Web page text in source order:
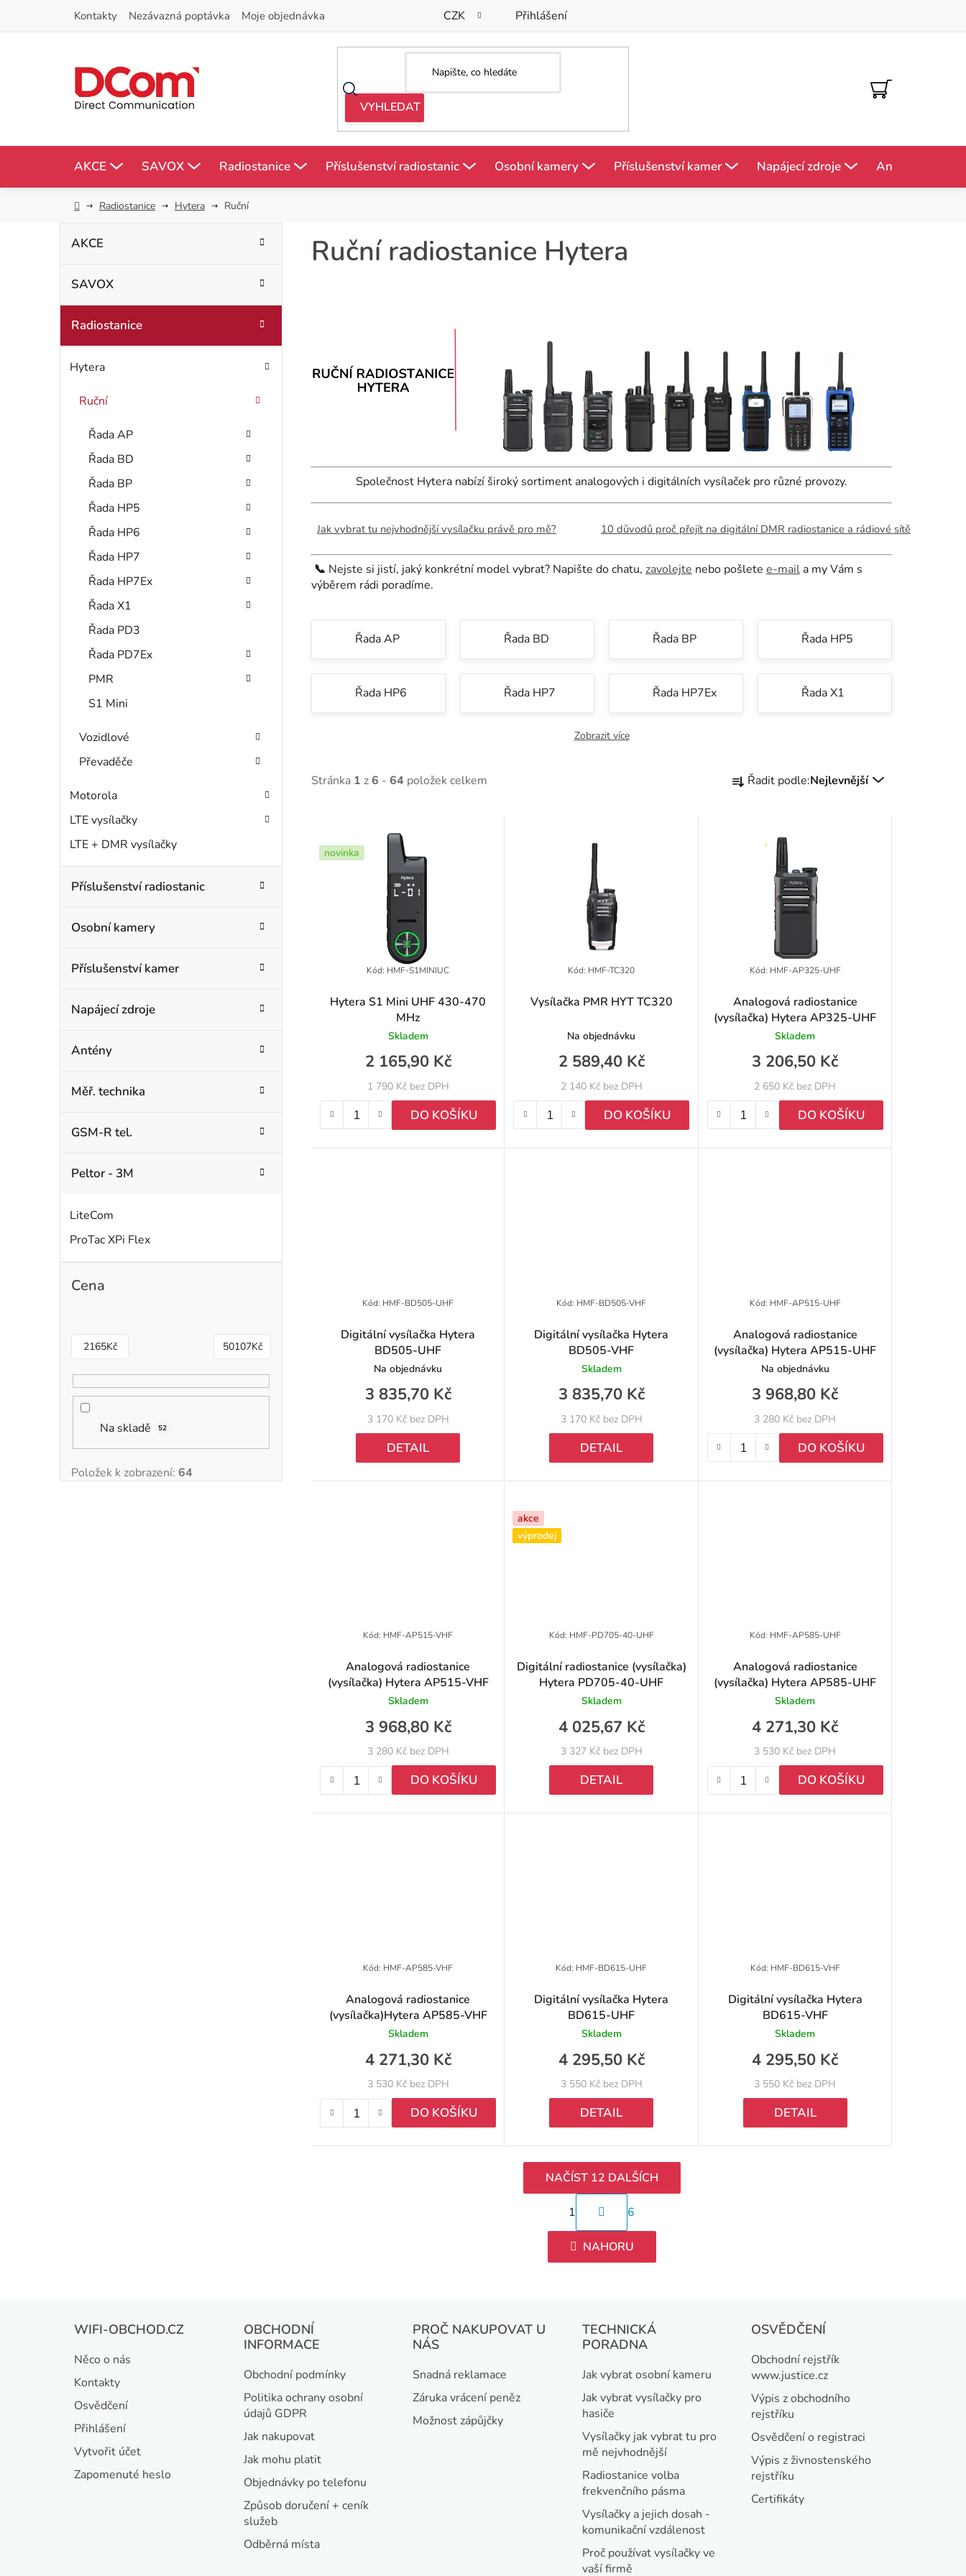
Kontakty Nezávazná poptávka Moje objednávka CZK Přihlášení
NÁKUPNÍ
KOŠÍK
AKCE SAVOX Radiostanice Příslušenství radiostanic Osobní kamery Příslušenství kamer Napájecí zdroje Antény
DomůRadiostanice Hytera Ruční
P
r
a
kategorie
g
r
AKCE
SAVOX
Radiostanice
Hytera
Ruční
Řada AP
Řada BD
Řada BP
Řada HP5
Řada HP6
Řada HP7
Řada HP7Ex
Řada X1
Řada PD3
Řada PD7Ex
PMR
S1 Mini
Vozidlové
Převaděče
Motorola
LTE vysílačky
LTE + DMR vysílačky
Příslušenství radiostanic
Osobní kamery
Příslušenství kamer
Napájecí zdroje
Antény
Měř. technika
GSM-R tel.
Peltor - 3M
LiteCom
ProTac XPi Flex
Cena
2165Kč 50107Kč
Na skladě 52
Položek k zobrazení: 64
Ruční radiostanice Hytera
Společnost Hytera nabízí široký sortiment analogových i digitálních vysílaček pro různé provozy.
Jak vybrat tu nejvhodnější vysílačku právě pro mě? 10 důvodů proč přejít na digitální DMR radiostanice a rádiové sítě
📞 Nejste si jistí, jaký konkrétní model vybrat? Napište do chatu, zavolejte nebo pošlete e-mail a my Vám s
výběrem rádi poradíme.
Řada AP Řada BD Řada BP Řada HP5
Řada HP6 Řada HP7 Řada HP7Ex Řada X1
Zobrazit více
Stránka 1 z6 - 64 položek celkem
Ř
o
d
t
ů
Řadit podle:Nejlevnější
ý
t
novinka
Hytera S1 Mini UHF 430-470
MHz
Skladem
1 790 Kč bez DPH
2 165,90 Kč
DO KOŠÍKU
Kód: HMF-S1MINIUC
Vysílačka PMR HYT TC320
Na objednávku
2 140 Kč bez DPH
2 589,40 Kč
DO KOŠÍKU
Kód: HMF-TC320
Analogová radiostanice
(vysílačka) Hytera AP325-UHF
Skladem
2 650 Kč bez DPH
3 206,50 Kč
DO KOŠÍKU
Kód: HMF-AP325-UHF
Digitální vysílačka Hytera
BD505-UHF
Na objednávku
3 170 Kč bez DPH
3 835,70 Kč
DETAIL
Kód: HMF-BD505-UHF
Digitální vysílačka Hytera
BD505-VHF
Skladem
3 170 Kč bez DPH
3 835,70 Kč
DETAIL
Kód: HMF-BD505-VHF
Analogová radiostanice
(vysílačka) Hytera AP515-UHF
Na objednávku
3 280 Kč bez DPH
3 968,80 Kč
DO KOŠÍKU
Kód: HMF-AP515-UHF
Analogová radiostanice
(vysílačka) Hytera AP515-VHF
Skladem
3 280 Kč bez DPH
3 968,80 Kč
DO KOŠÍKU
Kód: HMF-AP515-VHF
akce
výprodej
Digitální radiostanice (vysílačka)
Hytera PD705-40-UHF
Skladem
3 327 Kč bez DPH
4 025,67 Kč
DETAIL
Kód: HMF-PD705-40-UHF
Analogová radiostanice
(vysílačka) Hytera AP585-UHF
Skladem
3 530 Kč bez DPH
4 271,30 Kč
DO KOŠÍKU
Kód: HMF-AP585-UHF
Analogová radiostanice
(vysílačka)Hytera AP585-VHF
Skladem
3 530 Kč bez DPH
4 271,30 Kč
DO KOŠÍKU
Kód: HMF-AP585-VHF
Digitální vysílačka Hytera
BD615-UHF
Skladem
3 550 Kč bez DPH
4 295,50 Kč
DETAIL
Kód: HMF-BD615-UHF
Digitální vysílačka Hytera
BD615-VHF
Skladem
3 550 Kč bez DPH
4 295,50 Kč
DETAIL
Kód: HMF-BD615-VHF
O
v
l
a
c
p
r
v
k
y
v
ý
p
i
s
NAČÍST 12 DALŠÍCH
t
r
á
v
á
í
1 6
NAHORU
WIFI-OBCHOD.CZ
Něco o nás
Kontakty
Osvědčení
Přihlášení
Vytvořit účet
Zapomenuté heslo
OBCHODNÍ
INFORMACE
Obchodní podmínky
Politika ochrany osobní
údajů GDPR
Jak nakupovat
Jak mohu platit
Objednávky po telefonu
Způsob doručení + ceník
služeb
Odběrná místa
PROČ NAKUPOVAT U
NÁS
Snadná reklamace
Záruka vrácení peněz
Možnost zápůjčky
TECHNICKÁ
PORADNA
Jak vybrat osobní kameru
Jak vybrat vysílačky pro
hasiče
Vysílačky jak vybrat tu pro
mě nejvhodnější
Radiostanice volba
frekvenčního pásma
Vysílačky a jejich dosah -
komunikační vzdálenost
Proč používat vysílačky ve
vaší firmě
OSVĚDČENÍ
Obchodní rejstřík
www.justice.cz
Výpis z obchodního
rejstříku
Osvědčení o registraci
Výpis z živnostenského
rejstříku
Certifikáty